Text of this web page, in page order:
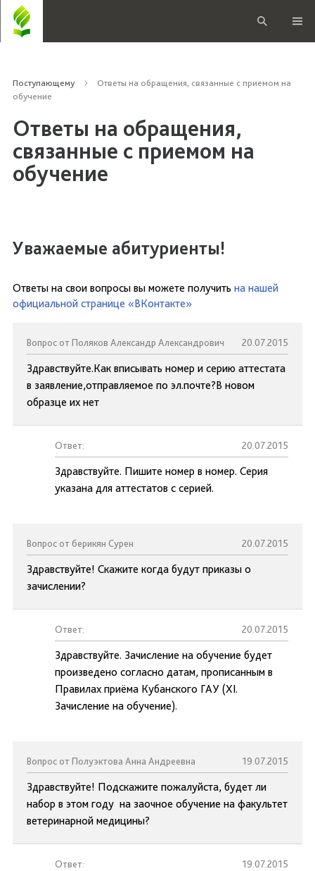
Поступающему
Ответы на обращения, связанные с приемом на
обучение
Ответы на обращения,
связанные с приемом на
обучение
Уважаемые абитуриенты!
Ответы на свои вопросы вы можете получить на нашей
официальной странице «ВКонтакте»
Вопрос от Поляков Александр Александрович 20.07.2015
Здравствуйте.Как вписывать номер и серию аттестата
в заявление,отправляемое по эл.почте?В новом
образце их нет
Ответ: 20.07.2015
Здравствуйте. Пишите номер в номер. Серия
указана для аттестатов с серией.
Вопрос от берикян Сурен 20.07.2015
Здравствуйте! Скажите когда будут приказы о
зачислении?
Ответ: 20.07.2015
Здравствуйте. Зачисление на обучение будет
произведено согласно датам, прописанным в
Правилах приёма Кубанского ГАУ (XI.
Зачисление на обучение).
Вопрос от Полуэктова Анна Андреевна 19.07.2015
Здравствуйте! Подскажите пожалуйста, будет ли
набор в этом году на заочное обучение на факультет
ветеринарной медицины?
Ответ: 19.07.2015